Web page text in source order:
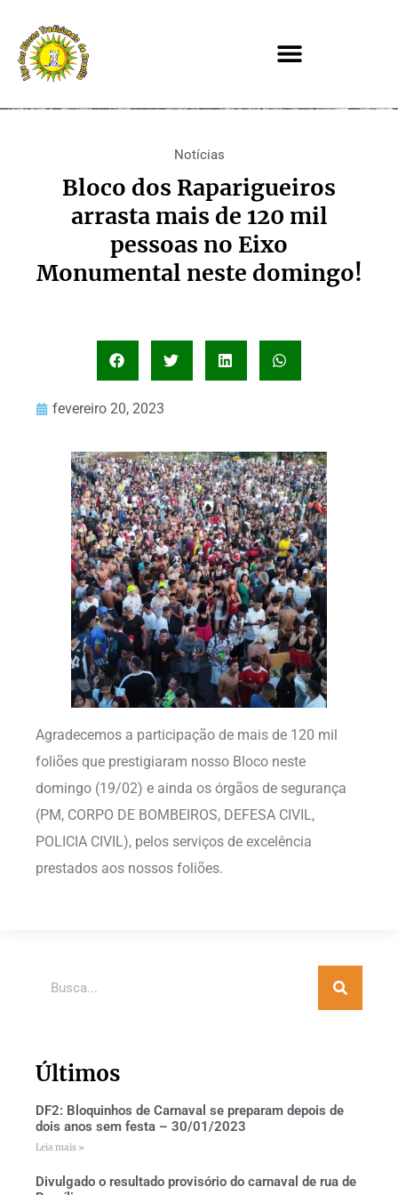
Notícias
Bloco dos Raparigueiros
arrasta mais de 120 mil
pessoas no Eixo
Monumental neste domingo!
fevereiro 20, 2023
Agradecemos a participação de mais de 120 mil
foliões que prestigiaram nosso Bloco neste
domingo (19/02) e ainda os órgãos de segurança
(PM, CORPO DE BOMBEIROS, DEFESA CIVIL,
POLICIA CIVIL), pelos serviços de excelência
prestados aos nossos foliões.
Últimos
DF2: Bloquinhos de Carnaval se preparam depois de
dois anos sem festa – 30/01/2023
Leia mais »
Divulgado o resultado provisório do carnaval de rua de